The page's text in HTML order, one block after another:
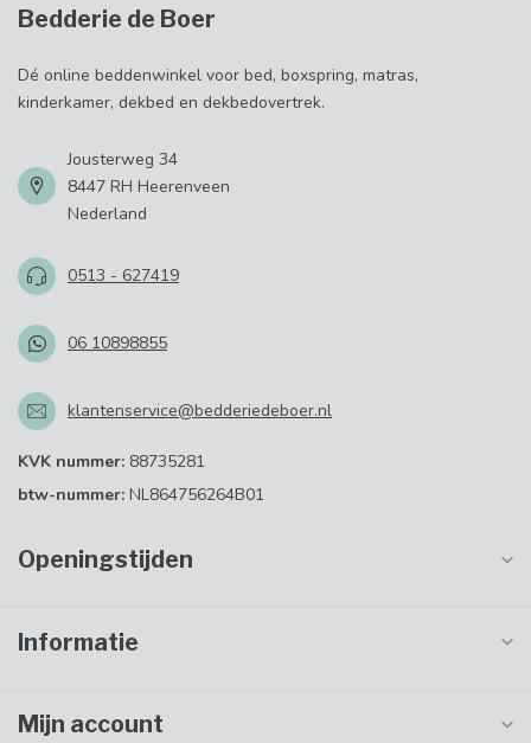
Bedderie de Boer
Dé online beddenwinkel voor bed, boxspring, matras,
kinderkamer, dekbed en dekbedovertrek.
Jousterweg 34
8447 RH Heerenveen
Nederland
0513 - 627419
06 10898855
klantenservice@bedderiedeboer.nl
KVK nummer: 88735281
btw-nummer: NL864756264B01
Openingstijden
Informatie
Mijn account